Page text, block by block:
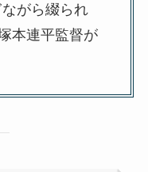
がら綴られ
本連平監督が